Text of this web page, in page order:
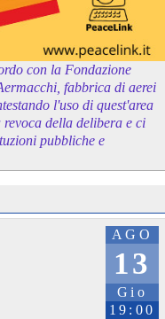
con la Fondazione
fabbrica di aerei
l'uso di quest'area
della delibera e ci
pubbliche e
AGO
13
Gio
19:00